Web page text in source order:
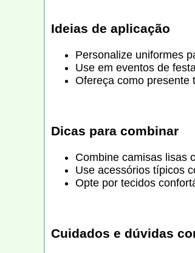
Ideias de aplicação
Personalize uniformes
Use em eventos de
Ofereça como presente
Dicas para combinar
Combine camisas lisas
Use acessórios típicos
Opte por tecidos
Cuidados e dúvidas